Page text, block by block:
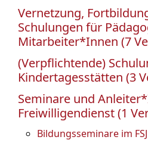
Vernetzung,
Schulungen für
Mitarbeiter*Innen (7
(Verpflichtende)
Kindertagesstätten (3
Seminare und
Freiwilligendienst (1
Bildungsseminare im